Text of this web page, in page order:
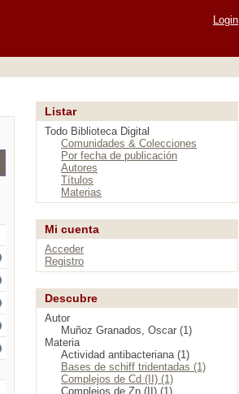
Login
Listar
Todo Biblioteca Digital
Comunidades & Colecciones
Por fecha de publicación
Autores
Títulos
Materias
Mi cuenta
Acceder
Registro
Descubre
Autor
Muñoz Granados, Oscar (1)
Materia
Actividad antibacteriana (1)
Bases de schiff tridentadas (1)
Complejos de Cd (II) (1)
Complejos de Zn (II) (1)